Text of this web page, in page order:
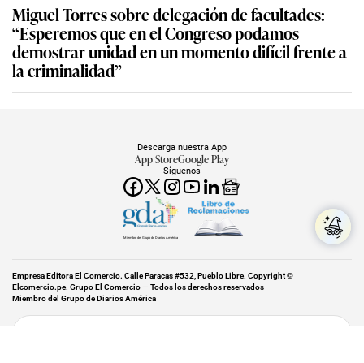
Miguel Torres sobre delegación de facultades:
“Esperemos que en el Congreso podamos
demostrar unidad en un momento difícil frente a
la criminalidad”
Síguenos
Descarga nuestra App
App StoreGoogle Play
Miembro del Grupo de Diarios América
Empresa Editora El Comercio. Calle Paracas #532, Pueblo Libre. Copyright ©
Elcomercio.pe. Grupo El Comercio — Todos los derechos reservados
Miembro del Grupo de Diarios América